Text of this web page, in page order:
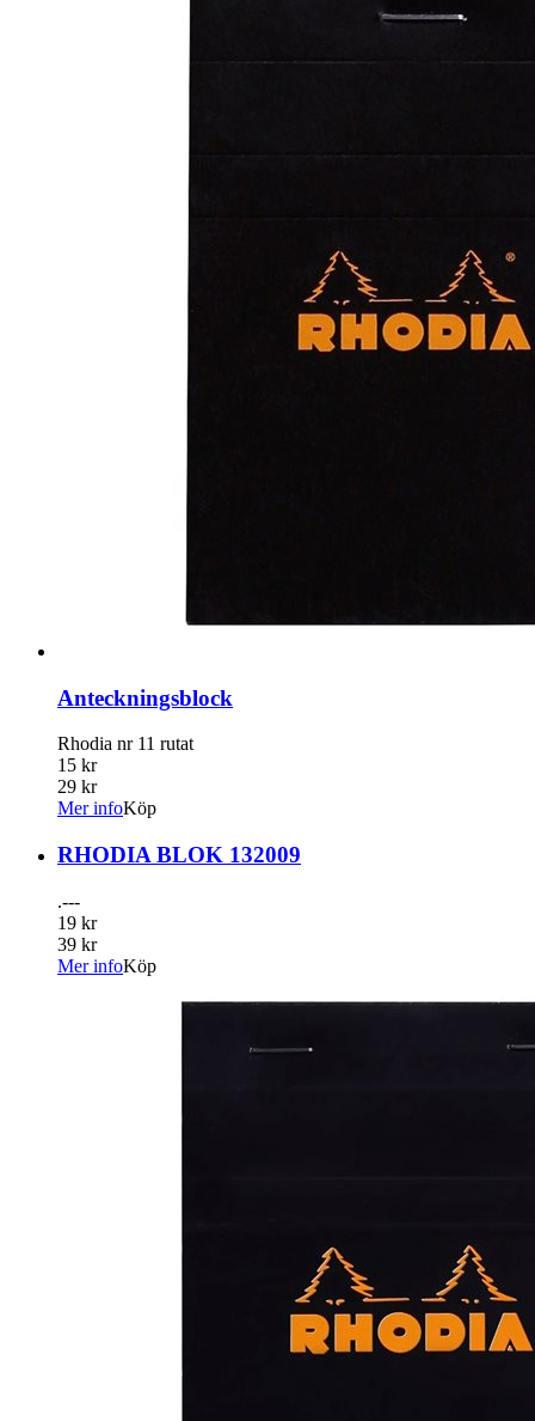
Anteckningsblock
Rhodia nr 11 rutat
15 kr
29 kr
Mer infoKöp
RHODIA BLOK 132009
.---
19 kr
39 kr
Mer infoKöp